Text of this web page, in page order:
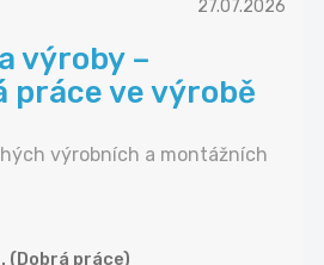
27.07.2026
výroby –
práce ve výrobě
výrobních a montážních
(Dobrá práce)